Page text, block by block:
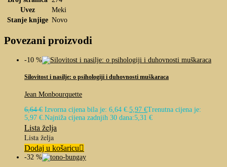
Uvez
Meki
Stanje knjige Novo
Povezani proizvodi
-10 %
Silovitost i nasilje: o psihologiji i duhovnosti muškaraca
Jean Monbourquette
6,64€ Izvorna cijena bila je: 6,64 €. 5,97 €Trenutna cijena je:
5,97 €. Najniža cijena zadnjih 30 dana:5,31 €
Lista želja
Lista želja
Dodaj u košaricu
-32 %